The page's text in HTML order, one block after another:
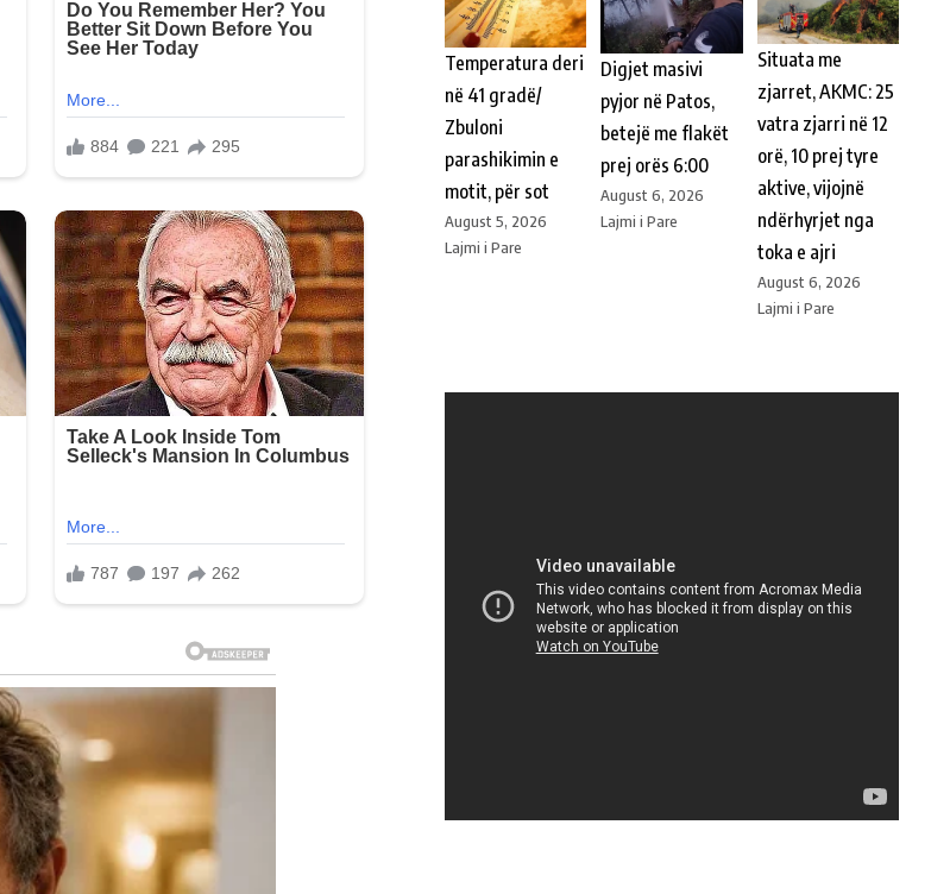
Temperatura deri
në 41 gradë/
Zbuloni
parashikimin e
motit, për sot
August 5, 2026
Lajmi i Pare
Digjet masivi
pyjor në Patos,
betejë me flakët
prej orës 6:00
August 6, 2026
Lajmi i Pare
Situata me
zjarret, AKMC: 25
vatra zjarri në 12
orë, 10 prej tyre
aktive, vijojnë
ndërhyrjet nga
toka e ajri
August 6, 2026
Lajmi i Pare